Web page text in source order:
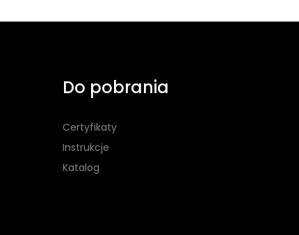
Do pobrania
Certyfikaty
Instrukcje
Katalog